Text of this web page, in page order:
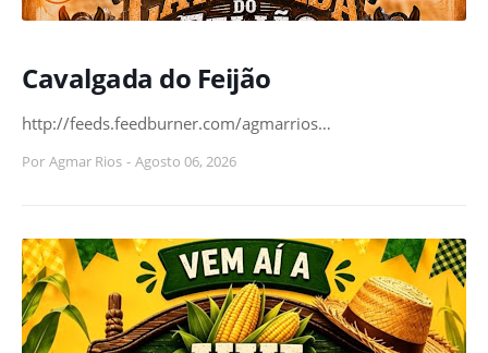
Cavalgada do Feijão
http://feeds.feedburner.com/agmarrios…
Por Agmar Rios - Agosto 06, 2026